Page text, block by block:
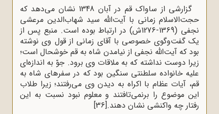
گزارشی از ساواک قم در آبان 1348 نشان می‌دهد که
حجت‌الاسلام زمانی با آیت‌الله سید شهاب‌الدین مرعشی
نجفی (1369-1276ش) در ارتباط بوده است. منبع پس از
یک گفت‌وگوی خصوصی با آقای زمانی از قول وی نوشته
بود که آیت‌الله نجفی از نیامدن شاه به قم خوشحال است؛
زیرا دوست نداشته که به ملاقات وی برود. جوّ به اندازه‌ای
علیه خانواده سلطنتی سنگین بود که در سفرهای شاه به
قم، آیات عظام با اکراه به دیدن وی می‌رفتند؛ زیرا طلاب
این موضوع را برنمی‌تافتند و معلوم نبود نسبت به این
رفتار چه واکنشی نشان دهند.[36]